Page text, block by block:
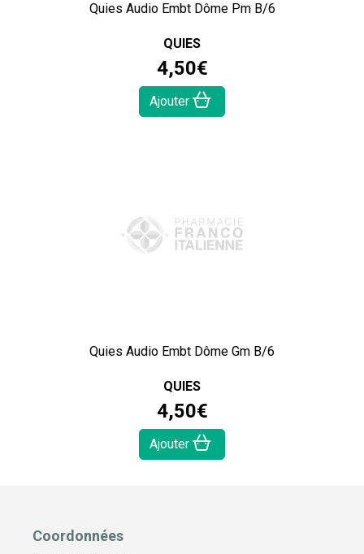
Quies Audio Embt Dôme Pm B/6
QUIES
4,50€
Ajouter
Quies Audio Embt Dôme Gm B/6
QUIES
4,50€
Ajouter
Coordonnées